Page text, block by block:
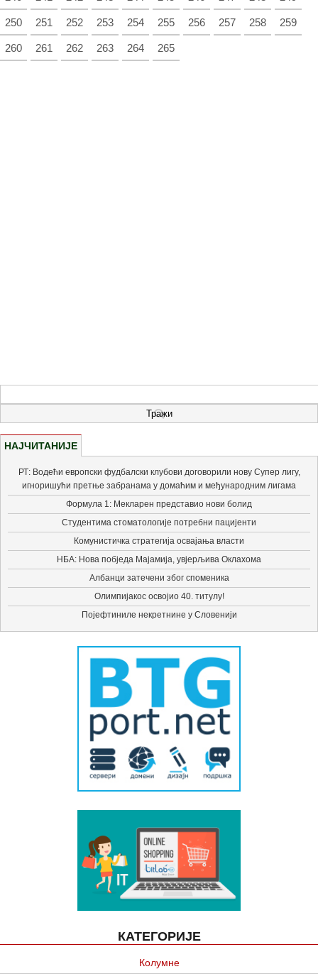
250 251 252 253 254 255 256 257 258 259
260 261 262 263 264 265
НАЈЧИТАНИЈЕ
РТ: Водећи европски фудбалски клубови договорили нову Супер лигу,
игноришући претње забранама у домаћим и међународним лигама
Формула 1: Мекларен представио нови болид
Студентима стоматологије потребни пацијенти
Комунистичка стратегија освајања власти
НБА: Нова побједа Мајамија, увјерљива Оклахома
Албанци затечени због споменика
Олимпијакос освојио 40. титулу!
Појефтиниле некретнине у Словенији
КАТЕГОРИЈЕ
Колумне